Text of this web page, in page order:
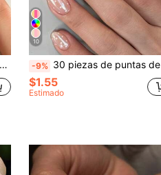
10
-9% 30 piezas de puntas de uñas ovaladas cortas con lunares, material acrílico francés, ajuste perfecto, el set incluye: 1 pieza de pegamento de gelatina y 1 pieza de lima de uñas. Uñas de arte cortas
$1.55
Estimado